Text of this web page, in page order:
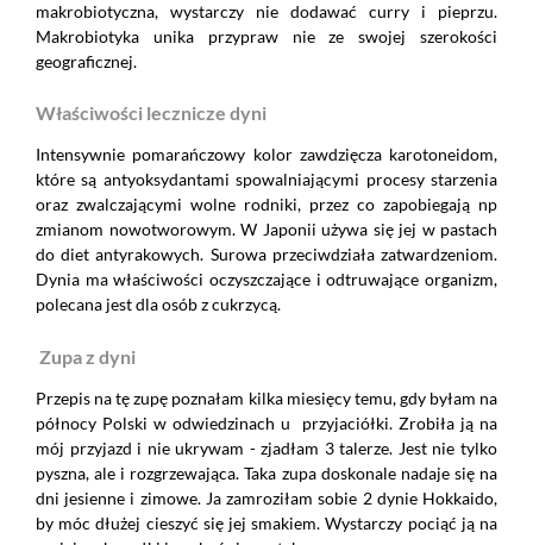
makrobiotyczna, wystarczy nie dodawać curry i pieprzu.
Makrobiotyka unika przypraw nie ze swojej szerokości
geograficznej.
Właściwości lecznicze dyni
Intensywnie pomarańczowy kolor zawdzięcza karotoneidom,
które są antyoksydantami spowalniającymi procesy starzenia
oraz zwalczającymi wolne rodniki, przez co zapobiegają np
zmianom nowotworowym. W Japonii używa się jej w pastach
do diet antyrakowych. Surowa przeciwdziała zatwardzeniom.
Dynia ma właściwości oczyszczające i odtruwające organizm,
polecana jest dla osób z cukrzycą.
Zupa z dyni
Przepis na tę zupę poznałam kilka miesięcy temu, gdy byłam na
północy Polski w odwiedzinach u przyjaciółki. Zrobiła ją na
mój przyjazd i nie ukrywam - zjadłam 3 talerze. Jest nie tylko
pyszna, ale i rozgrzewająca. Taka zupa doskonale nadaje się na
dni jesienne i zimowe. Ja zamroziłam sobie 2 dynie Hokkaido,
by móc dłużej cieszyć się jej smakiem. Wystarczy pociąć ją na